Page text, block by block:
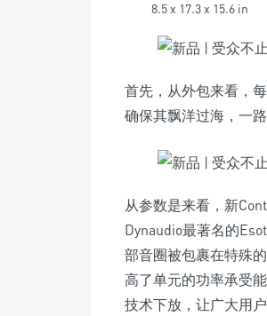
8.5 x 17.3 x 15.6 in
首先，从外包来看，
确保其飘洋过海，一
从参数是来看，新
Dynaudio最著名的
部音圈被包裹在特殊
高了单元的功率承受
技术下放，让广大用户